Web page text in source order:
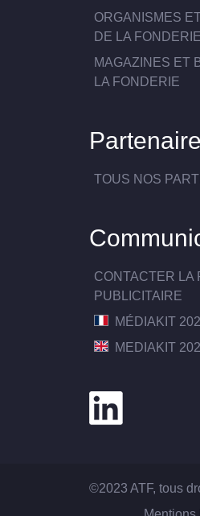
ORGANISMES
DE LA FONDERIE
MAGAZINES ET
LA FONDERIE
TOUS NOS
CONTACTER LA
PUBLICITAIRE
MÉDIAKIT
MEDIAKIT
©2023 ATF, tous